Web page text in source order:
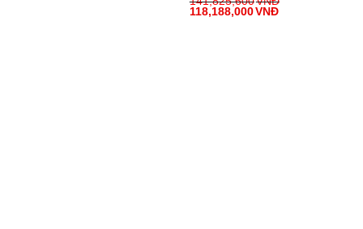
118,188,000VNĐ